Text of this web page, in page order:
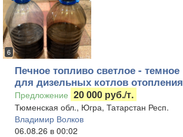
6
Печное топливо светлое - темное
для дизельных котлов отопления
Предложение 20 000 руб./т.
Тюменская обл., Югра, Татарстан Респ.
Владимир Волков
06.08.26 в 00:02